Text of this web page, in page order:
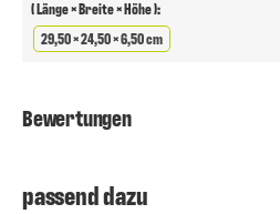
( Länge × Breite × Höhe ):
29,50 × 24,50 × 6,50 cm
Bewertungen
passend dazu